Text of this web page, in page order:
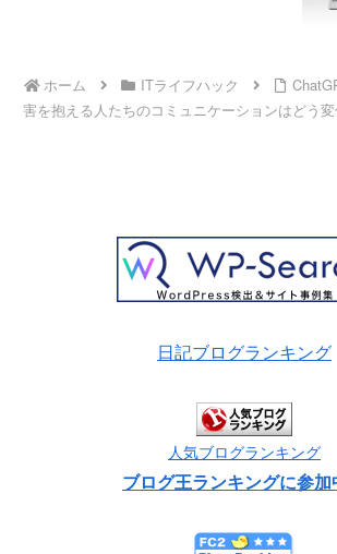
ホーム ITライフハック
害を抱える人たちのコミュニケーションはどう
日記ブログランキング
人気ブログランキング
ブログ王ランキングに参加